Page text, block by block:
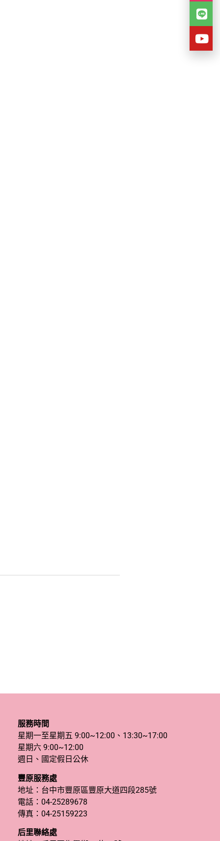
服務時間
星期一至星期五 9:00~12:00、13:30~17:00
星期六 9:00~12:00
週日、國定假日公休
豐原服務處
地址：台中市豐原區豐原大道四段285號
電話： 04-25289678
傳真：04-25159223
后里聯絡處